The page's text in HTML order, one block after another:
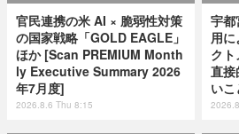
官民連携の米 AI × 脆弱性対策
の国家戦略「GOLD EAGLE」
ほか [Scan PREMIUM Month
ly Executive Summary 2026
年7月度]
2026.8.6 Thu 8:15
宇
用
ク
直
い